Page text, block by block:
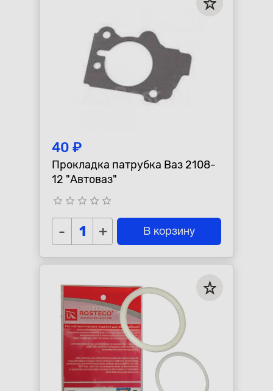
40 ₽
Прокладка патрубка Ваз 2108-
12 "Автоваз"
star_border star_border star_border star_border star_border
- + В корзину